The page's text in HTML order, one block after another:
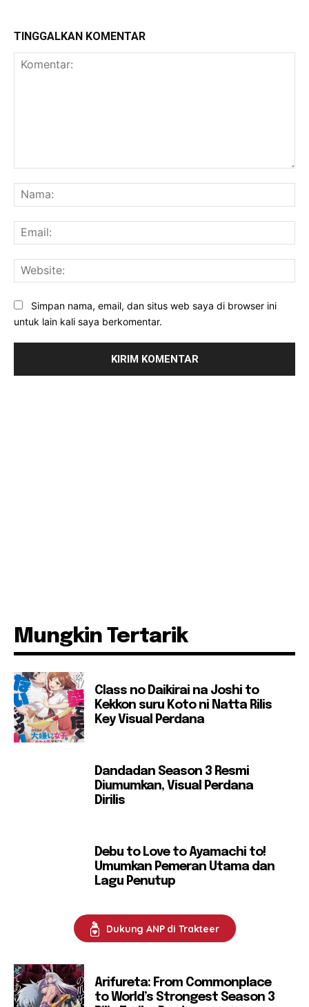
TINGGALKAN KOMENTAR
Simpan nama, email, dan situs web saya di browser ini
untuk lain kali saya berkomentar.
Mungkin Tertarik
Class no Daikirai na Joshi to
Kekkon suru Koto ni Natta Rilis
Key Visual Perdana
Dandadan Season 3 Resmi
Diumumkan, Visual Perdana
Dirilis
Debu to Love to Ayamachi to!
Umumkan Pemeran Utama dan
Lagu Penutup
Dukung ANP di Trakteer
Arifureta: From Commonplace
to World’s Strongest Season 3